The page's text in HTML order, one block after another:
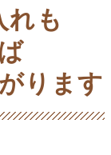
れも
ります